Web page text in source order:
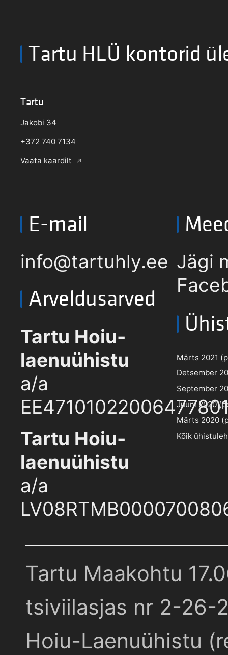
Tartu HLÜ kontorid
Tartu
Jakobi 34
+372 740 7134
Vaata kaardilt
E-mail
info@tartuhly.ee
Arveldusarved
Tartu Hoiu-
laenuühistu
a/a
Tartu Hoiu-
laenuühistu
a/a
Jägi
Märts 2021
Detsember
September
Juuni 2020
Märts 2020
Kõik
Tartu Maakohtu
tsiviilasjas nr 2-26-
Hoiu-Laenuühistu